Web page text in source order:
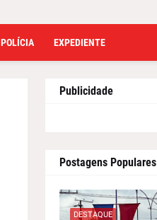
POLÍCIA EXPEDIENTE
Publicidade
Postagens Populares
DESTAQUE